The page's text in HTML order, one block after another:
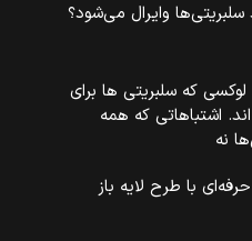
وایرال می‌شود؟
که سلبریتی ها برای
اشتباهاتی که همه
نه
با طرح لایه باز